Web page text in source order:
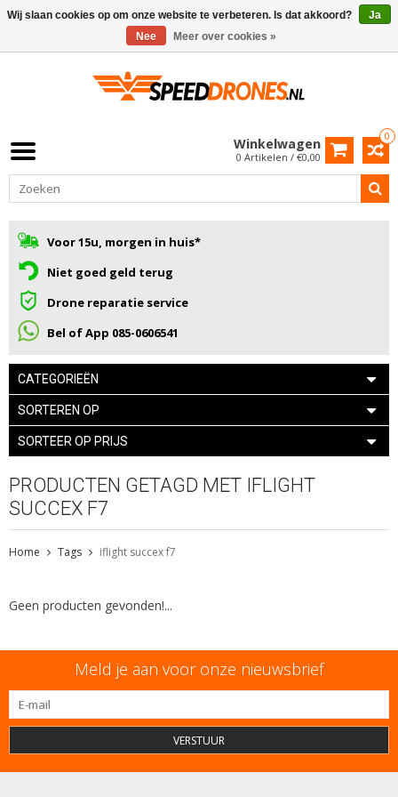
0
Winkelwagen
0 Artikelen / €0,00
Voor 15u, morgen in huis*
Niet goed geld terug
Drone reparatie service
Bel of App 085-0606541
CATEGORIEËN
SORTEREN OP
SORTEER OP PRIJS
PRODUCTEN GETAGD MET IFLIGHT
SUCCEX F7
Home Tags iflight succex f7
Geen producten gevonden!...
Meld je aan voor onze nieuwsbrief
VERSTUUR
Wij slaan cookies op om onze website te verbeteren. Is dat akkoord?
Ja
Nee
Meer over cookies »